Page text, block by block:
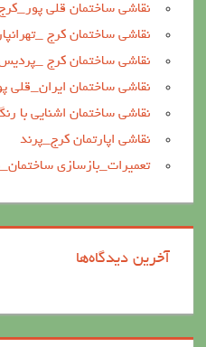
نقاشی ساختمان قلی
نقاشی ساختمان کرج
نقاشی ساختمان کرج
نقاشی ساختمان ایران_قلی
نقاشی ساختمان اشنایی با
نقاشی اپارتمان کرج_پرند
تعمیرات_بازسازی
آخرین دیدگاه‌ها